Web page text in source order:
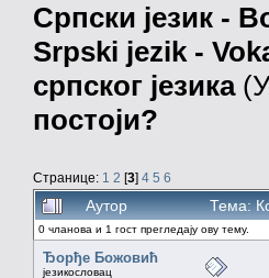
Српски језик -
Srpski jezik -
српског језика
постоји?
Странице: 1 2 [3] 4 5 6
Аутор Тема:
0 чланова и 1 гост прегледају ову тему.
Ђорђе Божовић
језикословац